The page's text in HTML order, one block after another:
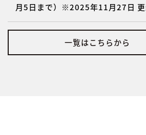
月5日まで）※2025年11月27日
一覧はこちらから